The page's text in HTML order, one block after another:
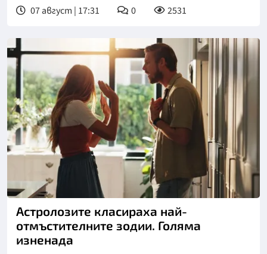
07 август | 17:31 0 2531
Снимка: iStock
Астролозите класираха най-
отмъстителните зодии. Голяма
изненада